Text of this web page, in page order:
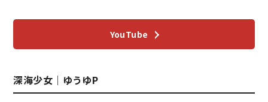
YouTube
深海少女｜ゆうゆP